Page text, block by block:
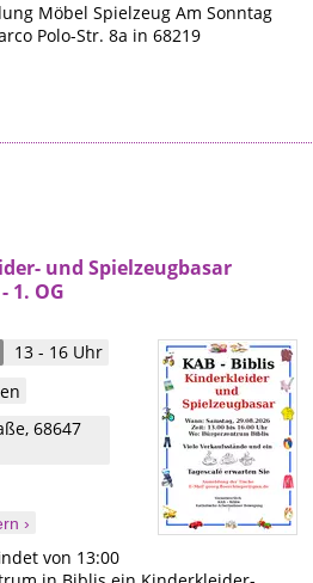
Möbel Spielzeug Am Sonntag
Polo-Str. 8a in 68219
und Spielzeugbasar
1. OG
13 - 16 Uhr
,68647
›
von 13:00